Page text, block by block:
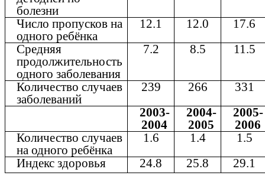
болезни
Число пропусков на
одного ребёнка
12.1 12.0
17.6
Средняя
продолжительность
одного заболевания
7.2 8.5 11.5
Количество случаев
заболеваний
239 266
331
2003-
2004
2004-
2005
2005-
2006
Количество случаев
на одного ребёнка
1.6 1.4
1.5
Индекс здоровья
24.8 25.8
29.1